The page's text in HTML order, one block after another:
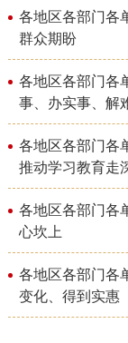
各地区各部门各
群众期盼
各地区各部门
事、办实事、解
各地区各部门各
推动学习教育走
各地区各部门各
心坎上
各地区各部门
变化、得到实惠